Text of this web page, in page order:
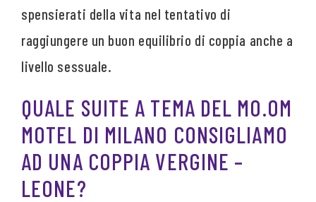
spensierati della vita nel tentativo di
raggiungere un buon equilibrio di coppia anche a
livello sessuale.
QUALE SUITE A TEMA DEL MO.OM
MOTEL DI MILANO CONSIGLIAMO
AD UNA COPPIA VERGINE –
LEONE?